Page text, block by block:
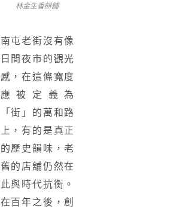
林金生香餅舖
南屯老街沒有像
日間夜市的觀光
感，在這條寬度
應被定義為
「街」的萬和路
上，有的是真正
的歷史韻味，老
舊的店舖仍然在
此與時代抗衡。
在百年之後，創